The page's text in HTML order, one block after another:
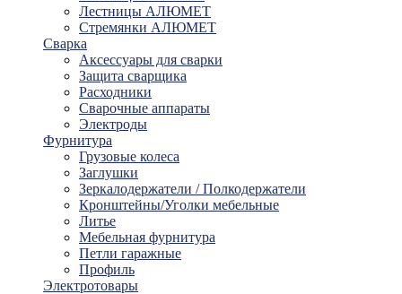
Лестницы АЛЮМЕТ
Стремянки АЛЮМЕТ
Сварка
Аксессуары для сварки
Защита сварщика
Расходники
Сварочные аппараты
Электроды
Фурнитура
Грузовые колеса
Заглушки
Зеркалодержатели / Полкодержатели
Кронштейны/Уголки мебельные
Литье
Мебельная фурнитура
Петли гаражные
Профиль
Электротовары